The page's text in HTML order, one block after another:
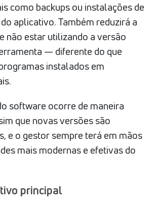
como backups ou instalações de
aplicativo. Também reduzirá a
não estar utilizando a versão
— diferente do que
instalados em
software ocorre de maneira
que novas versões são
e o gestor sempre terá em mãos
mais modernas e efetivas do
principal